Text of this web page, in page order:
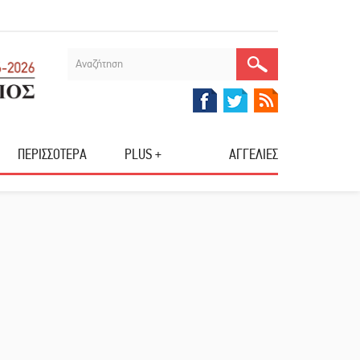
ΠΕΡΙΣΣΟΤΕΡΑ PLUS + ΑΓΓΕΛΙΕΣ